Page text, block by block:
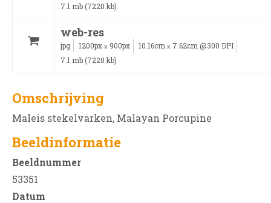
7.1 mb (7220 kb)
web-res
jpg 1200px x 900px 10.16cm x 7.62cm @300 DPI
7.1 mb (7220 kb)
Omschrijving
Maleis stekelvarken, Malayan Porcupine
Beeldinformatie
Beeldnummer
53351
Datum